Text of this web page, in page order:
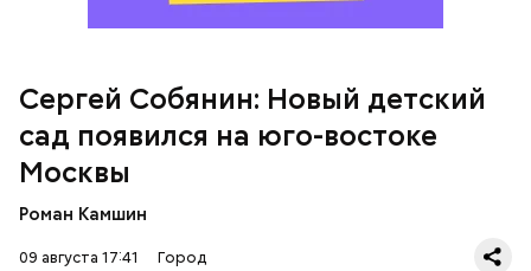
Сергей Собянин: Новый детский
сад появился на юго-востоке
Москвы
Роман Камшин
09 августа 17:41 Город